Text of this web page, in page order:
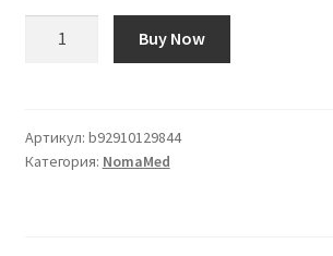
10x10
cm
Buy Now
Артикул: b92910129844
Категория: NomaMed